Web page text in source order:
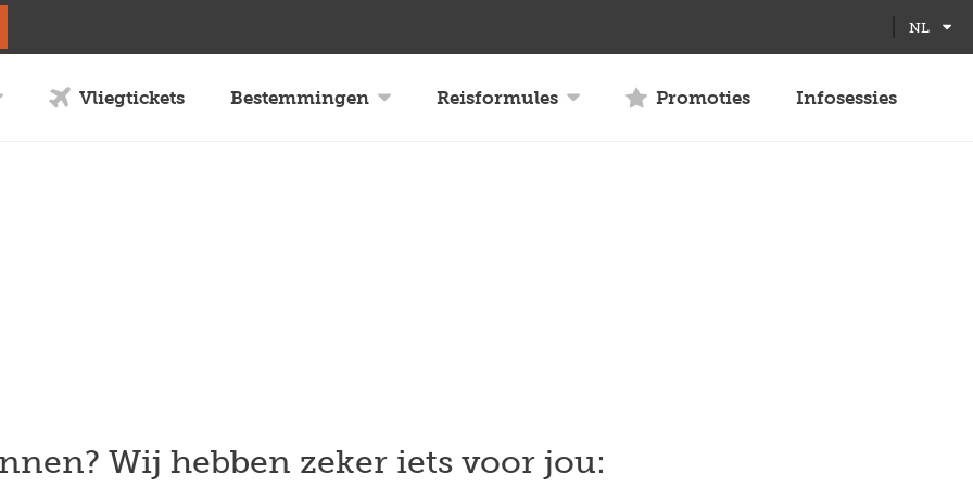
NL
Vliegtickets Bestemmingen Reisformules Promoties Infosessies
Wij hebben zeker iets voor jou: